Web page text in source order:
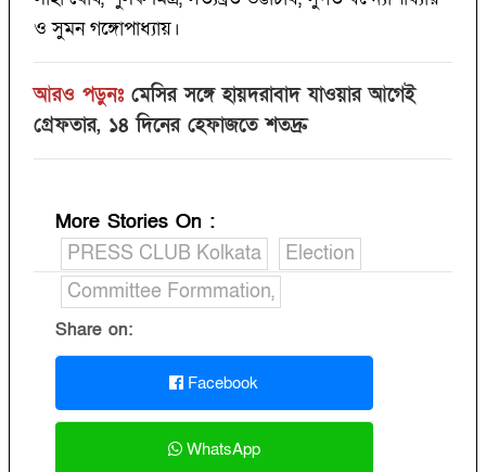
ও সুমন গঙ্গোপাধ্যায়।
আরও পড়ুনঃ মেসির সঙ্গে হায়দরাবাদ যাওয়ার আগেই
গ্রেফতার, ১৪ দিনের হেফাজতে শতদ্রু
More Stories On :
PRESS CLUB Kolkata
Election
Committee Formmation,
Share on:
Facebook
WhatsApp